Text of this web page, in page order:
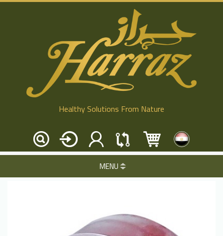
Healthy Solutions From Nature
MENU